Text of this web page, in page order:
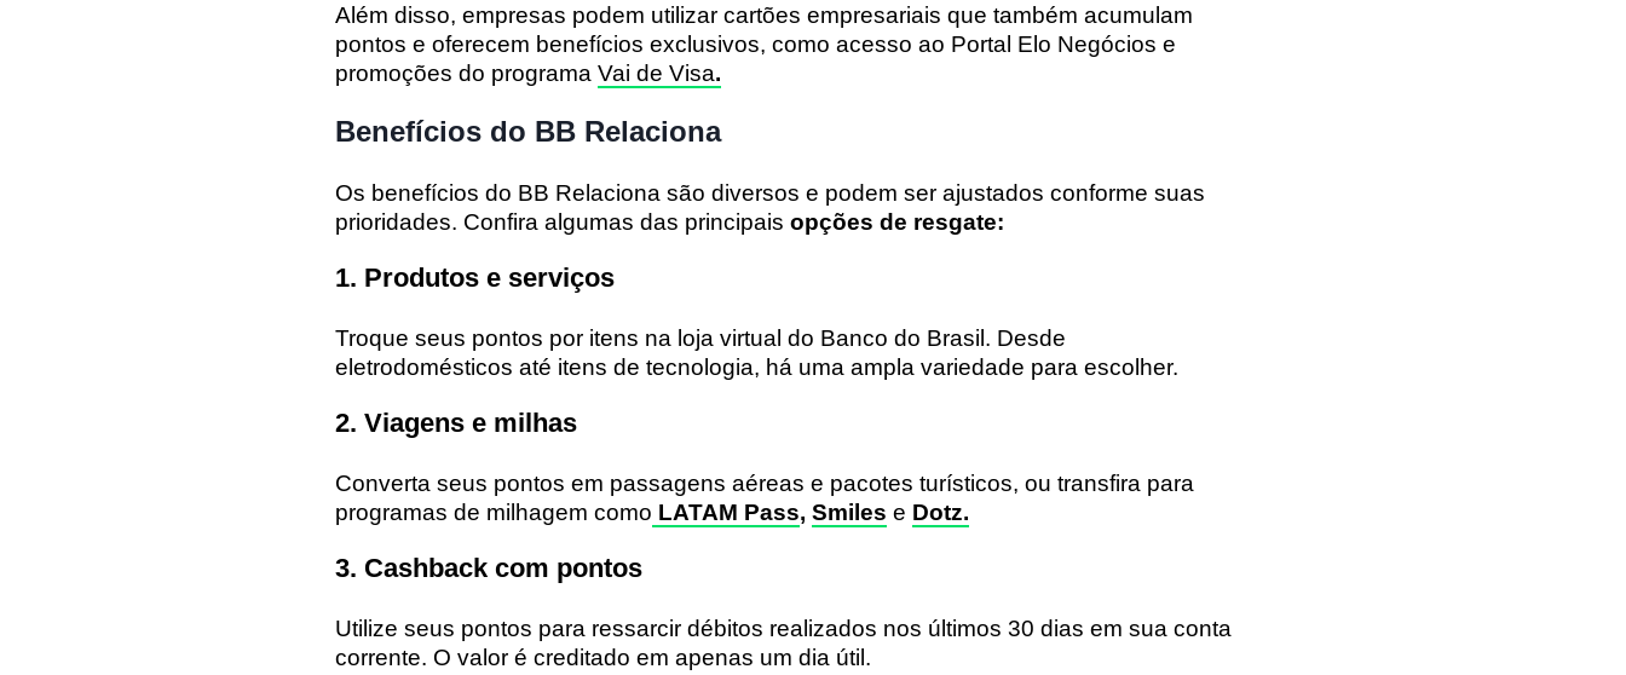
Além disso, empresas podem utilizar cartões empresariais que também acumulam
pontos e oferecem benefícios exclusivos, como acesso ao Portal Elo Negócios e
promoções do programa Vai de Visa.
Benefícios do BB Relaciona
Os benefícios do BB Relaciona são diversos e podem ser ajustados conforme suas
prioridades. Confira algumas das principais opções de resgate:
1. Produtos e serviços
Troque seus pontos por itens na loja virtual do Banco do Brasil. Desde
eletrodomésticos até itens de tecnologia, há uma ampla variedade para escolher.
2. Viagens e milhas
Converta seus pontos em passagens aéreas e pacotes turísticos, ou transfira para
programas de milhagem como LATAM Pass, Smiles e Dotz.
3. Cashback com pontos
Utilize seus pontos para ressarcir débitos realizados nos últimos 30 dias em sua conta
corrente. O valor é creditado em apenas um dia útil.